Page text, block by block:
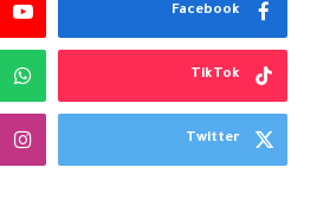
Facebook
TikTok
Twitter